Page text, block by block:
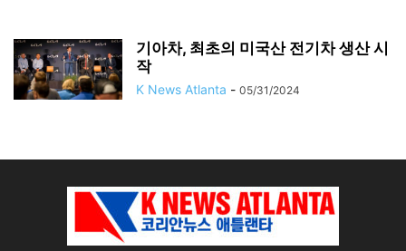
기아차, 최초의 미국산 전기차 생산 시
작
K News Atlanta - 05/31/2024